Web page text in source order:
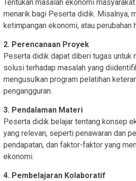
Tentukan masalah ekonomi
menarik bagi Peserta didik. Misalnya,
ketimpangan ekonomi, atau perubahan
2. Perencanaan Proyek
Peserta didik dapat diberi tugas untuk
solusi terhadap masalah yang
mengusulkan program pelatihan
pengangguran.
3. Pendalaman Materi
Peserta didik belajar tentang konsep
yang relevan, seperti penawaran dan
pendapatan, dan faktor-faktor yang
ekonomi.
4. Pembelajaran Kolaboratif